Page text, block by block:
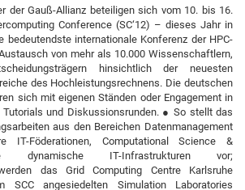
der Gauß-Allianz beteiligen sich vom 10. bis 16.
Conference (SC‘12) – dieses Jahr in
bedeutendste internationale Konferenz der HPC-
von mehr als 10.000 Wissenschaftlern,
hinsichtlich der neuesten
des Hochleistungsrechnens. Die deutschen
sich mit eigenen Ständen oder Engagement in
Tutorials und Diskussionsrunden. ● So stellt das
aus den Bereichen Datenmanagement
IT-Föderationen, Computational Science &
dynamische IT-Infrastrukturen vor;
das Grid Computing Centre Karlsruhe
angesiedelten Simulation Laboratories